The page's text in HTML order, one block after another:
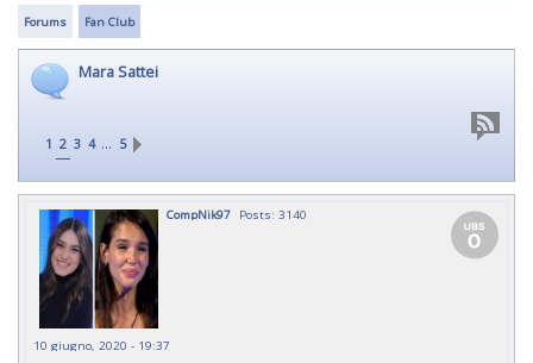
Forums Fan Club
Mara Sattei
1 2 3 4 … 5
CompNik97 Posts: 3140
10 giugno, 2020 - 19:37